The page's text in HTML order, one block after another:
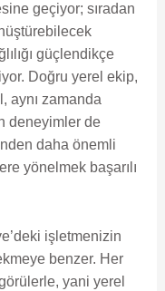
geçiyor; sıradan
güçlendikçe
Doğru yerel ekip,
aynı zamanda
deneyimler de
daha önemli
yönelmek başarılı
işletmenizin
benzer. Her
yani yerel